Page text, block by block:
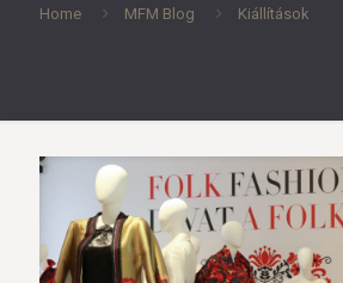
Home MFM Blog Kiállítások